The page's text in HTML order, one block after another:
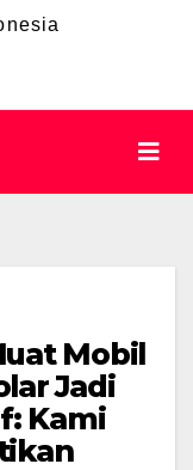
Mobil
Jadi
Kami